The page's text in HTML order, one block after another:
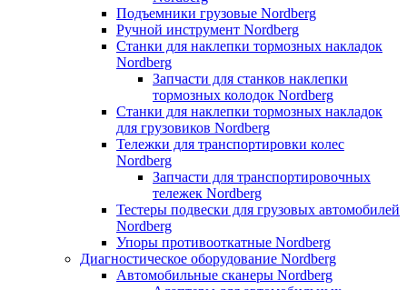
Подъемники грузовые Nordberg
Ручной инструмент Nordberg
Станки для наклепки тормозных накладок
Nordberg
Запчасти для станков наклепки
тормозных колодок Nordberg
Станки для наклепки тормозных накладок
для грузовиков Nordberg
Тележки для транспортировки колес
Nordberg
Запчасти для транспортировочных
тележек Nordberg
Тестеры подвески для грузовых автомобилей
Nordberg
Упоры противооткатные Nordberg
Диагностическое оборудование Nordberg
Автомобильные сканеры Nordberg